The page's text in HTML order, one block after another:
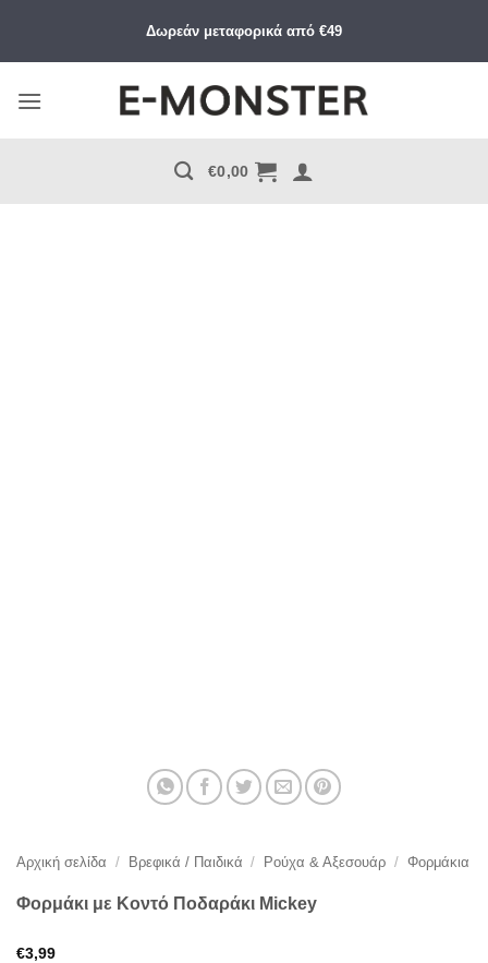
περιεχόμενο
Δωρεάν μεταφορικά από €49
€0,00
Αρχική σελίδα / Βρεφικά / Παιδικά / Ρούχα & Αξεσουάρ / Φορμάκια
Φορμάκι με Κοντό Ποδαράκι Mickey
€3,99